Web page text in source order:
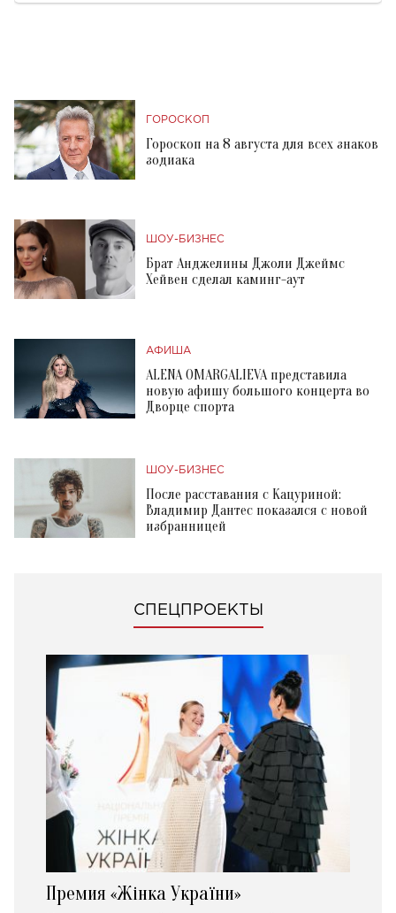
ГОРОСКОП
Гороскоп на 8 августа для всех знаков
зодиака
ШОУ-БИЗНЕС
Брат Анджелины Джоли Джеймс
Хейвен сделал каминг-аут
АФИША
ALENA OMARGALIEVA представила
новую афишу большого концерта во
Дворце спорта
ШОУ-БИЗНЕС
После расставания с Кацуриной:
Владимир Дантес показался с новой
избранницей
СПЕЦПРОЕКТЫ
Премия «Жінка України»